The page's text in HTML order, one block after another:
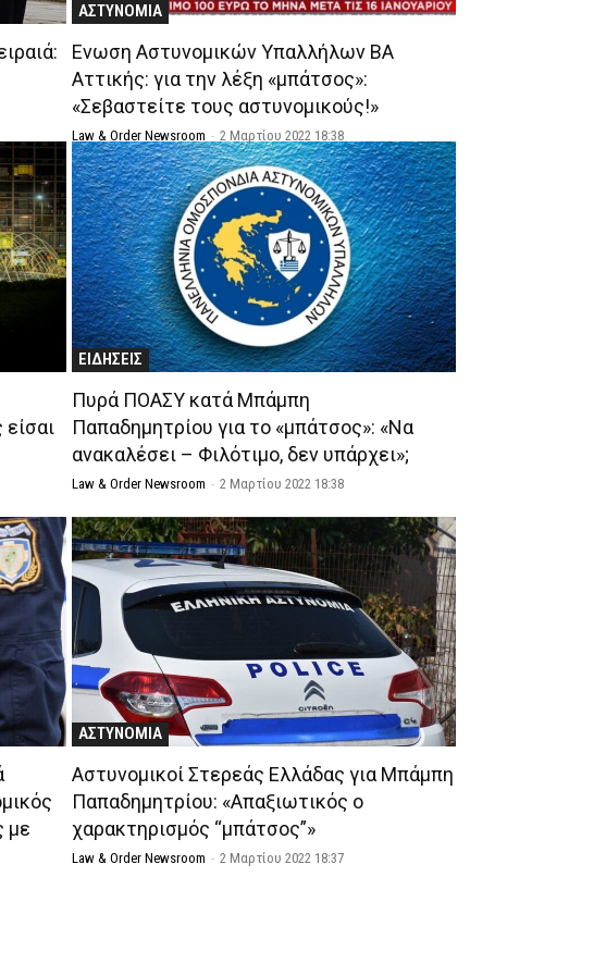
ΑΣΤΥΝΟΜΙΑ
Ενωση Αστυνομικών Υπαλλήλων ΒΑ
Αττικής: για την λέξη «μπάτσος»:
«Σεβαστείτε τους αστυνομικούς!»
Law & Order Newsroom - 2 Μαρτίου 2022 18:38
ΕΙΔΗΣΕΙΣ
Πυρά ΠΟΑΣΥ κατά Μπάμπη
Παπαδημητρίου για το «μπάτσος»: «Να
ανακαλέσει – Φιλότιμο, δεν υπάρχει»;
Law & Order Newsroom - 2 Μαρτίου 2022 18:38
με
ΑΣΤΥΝΟΜΙΑ
Αστυνομικοί Στερεάς Ελλάδας για Μπάμπη
Παπαδημητρίου: «Απαξιωτικός ο
χαρακτηρισμός “μπάτσος”»
Law & Order Newsroom - 2 Μαρτίου 2022 18:37